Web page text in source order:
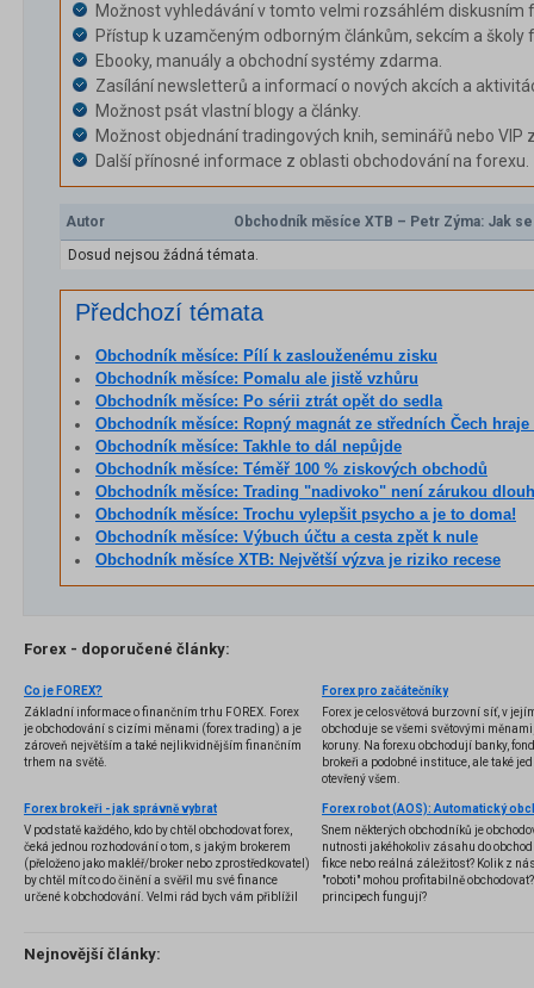
Možnost vyhledávání v tomto velmi rozsáhlém diskusním
Přístup k uzamčeným odborným článkům, sekcím a školy
Ebooky, manuály a obchodní systémy zdarma.
Zasílání newsletterů a informací o nových akcích a
Možnost psát vlastní blogy a články.
Možnost objednání tradingových knih, seminářů nebo VIP
Další přínosné informace z oblasti obchodování na forexu.
Autor
Obchodník měsíce XTB – Petr Zýma: Jak
Dosud nejsou žádná témata.
Předchozí témata
Obchodník měsíce: Pílí k zaslouženému zisku
Obchodník měsíce: Pomalu ale jistě vzhůru
Obchodník měsíce: Po sérii ztrát opět do sedla
Obchodník měsíce: Ropný magnát ze středních Čech hraje na
Obchodník měsíce: Takhle to dál nepůjde
Obchodník měsíce: Téměř 100 % ziskových obchodů
Obchodník měsíce: Trading "nadivoko" není zárukou
Obchodník měsíce: Trochu vylepšit psycho a je to doma!
Obchodník měsíce: Výbuch účtu a cesta zpět k nule
Obchodník měsíce XTB: Největší výzva je riziko recese
Forex - doporučené články:
Co je FOREX?
Základní informace o finančním trhu FOREX. Forex
je obchodování s cizími měnami (forex trading) a je
zároveň největším a také nejlikvidnějším finančním
trhem na světě.
Forex pro začátečníky
Forex je celosvětová burzovní síť, v
obchoduje se všemi světovými
koruny. Na forexu obchodují banky,
brokeři a podobné instituce, ale také
otevřený všem.
Forex brokeři - jak správně vybrat
V podstatě každého, kdo by chtěl obchodovat forex,
čeká jednou rozhodování o tom, s jakým brokerem
(přeloženo jako makléř/broker nebo zprostředkovatel)
by chtěl mít co do činění a svěřil mu své finance
určené k obchodování. Velmi rád bych vám přiblížil
několik příkladů nejznámějších z nich.
Snem některých obchodníků je
nutnosti jakéhokoliv zásahu do
fikce nebo reálná záležitost? Kolik z
"roboti" mohou profitabilně
principech fungují?
Nejnovější články: